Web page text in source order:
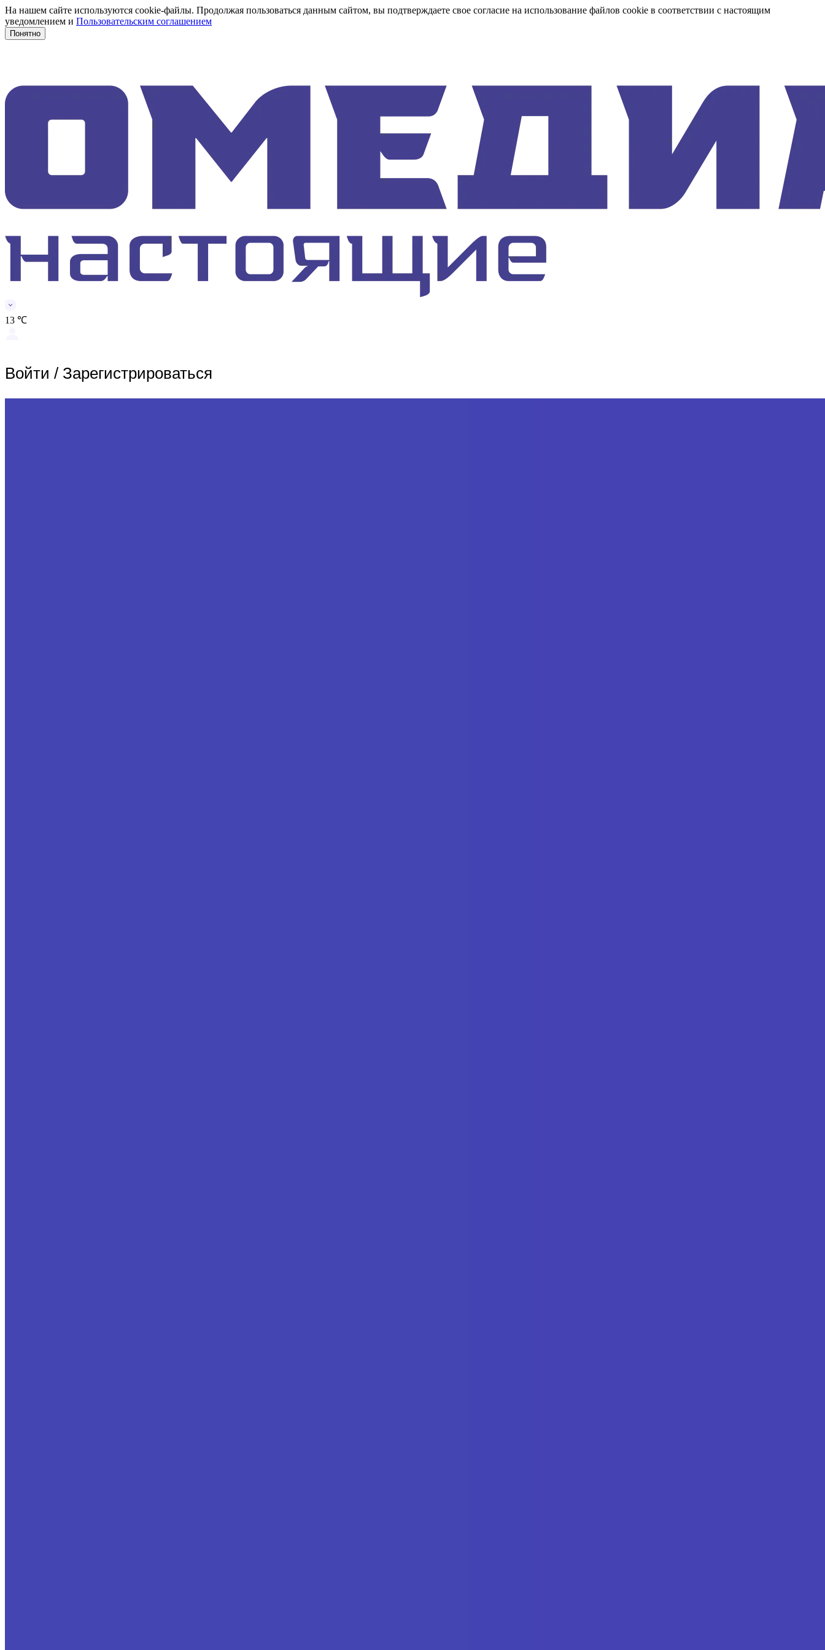
На нашем сайте используются cookie-файлы. Продолжая пользоваться данным сайтом, вы подтверждаете свое согласие на использование файлов cookie в соответствии с настоящим
уведомлением и Пользовательским соглашением
Понятно
13 ℃
Войти / Зарегистрироваться